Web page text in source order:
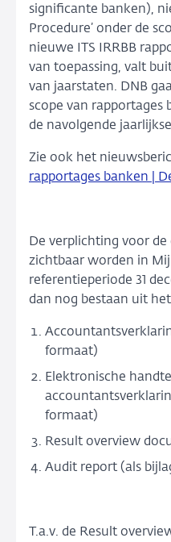
significante banken),
Procedure’ onder de
nieuwe ITS IRRBB
van toepassing, valt
van jaarstaten. DNB
scope van
de navolgende
Zie ook het
rapportages banken |
De verplichting voor
zichtbaar worden in
referentieperiode 31
dan nog bestaan uit
formaat)
Elektronische
formaat)
Result overview
Audit report (als
T.a.v. de Result